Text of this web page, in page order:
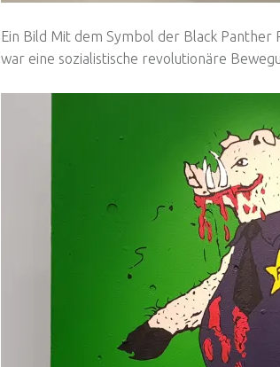
Ein Bild Mit dem Symbol der Black
war eine sozialistische revolutionäre